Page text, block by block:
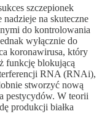
szczepionek
na skuteczne
do kontrolowania
wyłącznie do
koronawirusa, który
funkcję blokującą
RNA (RNAi),
stworzyć nową
pestycydów. W teorii
produkcji białka